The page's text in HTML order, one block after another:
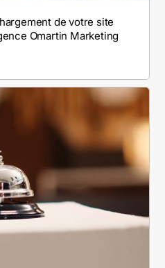
de votre site
Omartin Marketing